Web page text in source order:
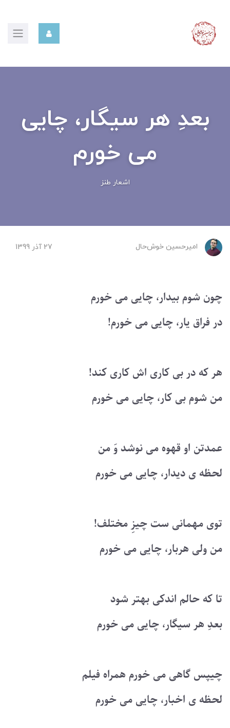
بعدِ هر سیگار، چایی
می خورم
اشعار طنز
امیرحسین ‌خوش‌حال 27 آذر 1399
چون شوم بیدار، چایی می خورم
در فراق یار، چایی می خورم!
هر که در بی کاری اش کاری کند!
من شوم بی کار، چایی می خورم
عمدتن او قهوه می نوشد وَ من
لحظه ی دیدار، چایی می خورم
توی مهمانی ست چیزِ مختلف!
من ولی هربار، چایی می خورم
تا که حالم اندکی بهتر شود
بعدِ هر سیگار، چایی می خورم
چیپس گاهی می خورم همراه فیلم
لحظه ی اخبار، چایی می خورم